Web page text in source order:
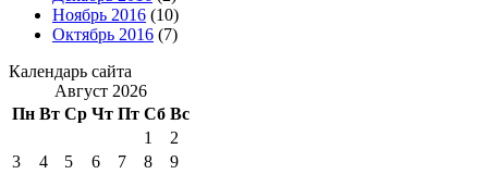
Ноябрь 2016 (10)
Октябрь 2016 (7)
Календарь сайта
Август 2026
Пн Вт Ср Чт Пт Сб Вс
1
2
3
4 5 6 7 8
9